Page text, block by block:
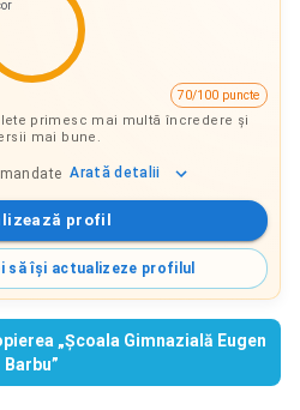
70/100 puncte
primesc mai multă încredere și
mai bune.
Arată detalii
profil
își actualizeze profilul
„Școala Gimnazială Eugen
Barbu”